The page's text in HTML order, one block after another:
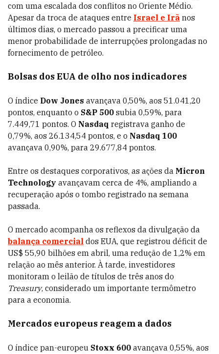
com uma escalada dos conflitos no Oriente Médio.
Apesar da troca de ataques entre Israel e Irã nos
últimos dias, o mercado passou a precificar uma
menor probabilidade de interrupções prolongadas no
fornecimento de petróleo.
Bolsas dos EUA de olho nos indicadores
O índice Dow Jones avançava 0,50%, aos 51.041,20
pontos, enquanto o S&P 500 subia 0,59%, para
7.449,71 pontos. O Nasdaq registrava ganho de
0,79%, aos 26.134,54 pontos, e o Nasdaq 100
avançava 0,90%, para 29.677,84 pontos.
Entre os destaques corporativos, as ações da Micron
Technology avançavam cerca de 4%, ampliando a
recuperação após o tombo registrado na semana
passada.
O mercado acompanha os reflexos da divulgação da
balança comercial dos EUA, que registrou déficit de
US$ 55,90 bilhões em abril, uma redução de 1,2% em
relação ao mês anterior. À tarde, investidores
monitoram o leilão de títulos de três anos do
Treasury, considerado um importante termômetro
para a economia.
Mercados europeus reagem a dados
O índice pan-europeu Stoxx 600 avançava 0,55%, aos